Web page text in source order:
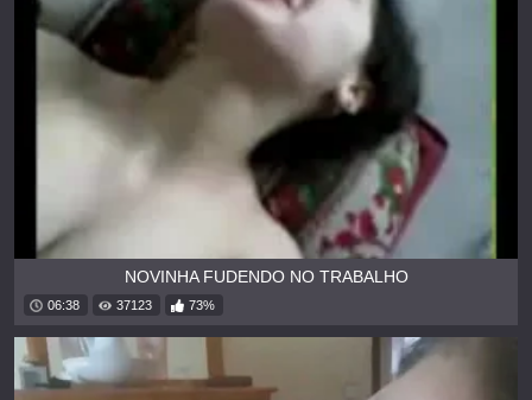
NOVINHA FUDENDO NO TRABALHO
06:38 37123 73%